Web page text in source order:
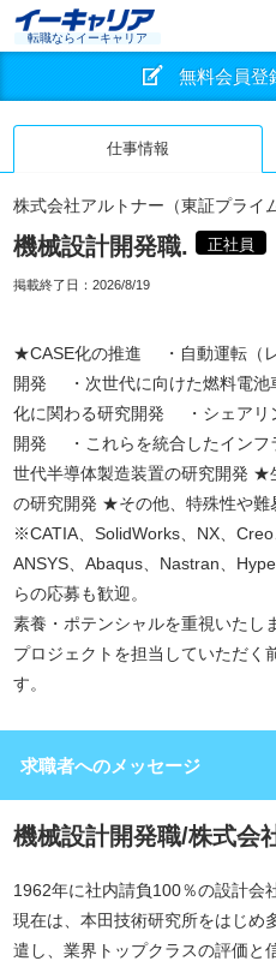
転職ならイーキャリア
無料会員登
仕事情報
株式会社アルトナー（東証プライ
機械設計開発職. 正社員
掲載終了日： 2026/8/19
★CASE化の推進 ・自動運転（
開発 ・次世代に向けた燃料電
化に関わる研究開発 ・シェアリ
開発 ・これらを統合したインフ
世代半導体製造装置の研究開発 ★
の研究開発 ★その他、特殊性や難
※CATIA、SolidWorks、NX、
ANSYS、Abaqus、Nastran、
らの応募も歓迎。
素養・ポテンシャルを重視いたし
プロジェクトを担当していただく
す。
求職者へのメッセージ
機械設計開発職/株式会
1962年に社内請負100％の設計会
現在は、本田技術研究所をはじめ
遣し、業界トップクラスの評価と